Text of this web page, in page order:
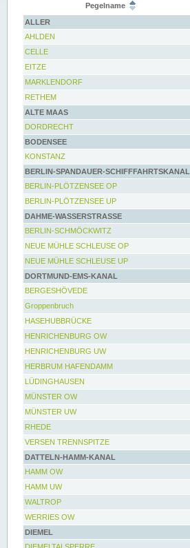
Pegelname
ALLER
AHLDEN
CELLE
EITZE
MARKLENDORF
RETHEM
ALTE MAAS
DORDRECHT
BODENSEE
KONSTANZ
BERLIN-SPANDAUER-SCHIFFFAHRTSKANAL
BERLIN-PLÖTZENSEE OP
BERLIN-PLÖTZENSEE UP
DAHME-WASSERSTRASSE
BERLIN-SCHMÖCKWITZ
NEUE MÜHLE SCHLEUSE OP
NEUE MÜHLE SCHLEUSE UP
DORTMUND-EMS-KANAL
BERGESHÖVEDE
Groppenbruch
HASEHUBBRÜCKE
HENRICHENBURG OW
HENRICHENBURG UW
HERBRUM HAFENDAMM
LÜDINGHAUSEN
MÜNSTER OW
MÜNSTER UW
RHEDE
VERSEN TRENNSPITZE
DATTELN-HAMM-KANAL
HAMM OW
HAMM UW
WALTROP
WERRIES OW
DIEMEL